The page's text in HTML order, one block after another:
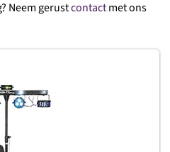
Neem gerustcontactmet ons